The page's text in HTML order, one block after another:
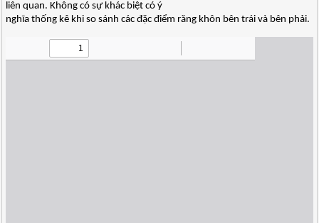
liên quan. Không có sự khác biệt có ý
nghĩa thống kê khi so sánh các đặc điểm răng khôn bên trái và bên phải.